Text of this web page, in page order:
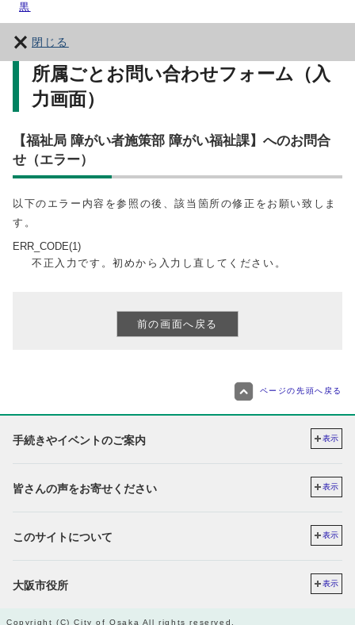
黒
閉じる
所属ごとお問い合わせフォーム（入
力画面）
【福祉局 障がい者施策部 障がい福祉課】へのお問合
せ（エラー）
以下のエラー内容を参照の後、該当箇所の修正をお願い致しま
す。
ERR_CODE(1)
不正入力です。初めから入力し直してください。
ページの先頭へ戻る
手続きやイベントのご案内 表示
皆さんの声をお寄せください 表示
このサイトについて 表示
大阪市役所 表示
Copyright (C) City of Osaka All rights reserved.